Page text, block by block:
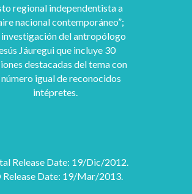
regional independentista a
nacional contemporáneo”;
investigación del antropólogo
Jáuregui que incluye 30
destacadas del tema con
número igual de reconocidos
intépretes.
Release Date: 19/Dic/2012.
Release Date: 19/Mar/2013.